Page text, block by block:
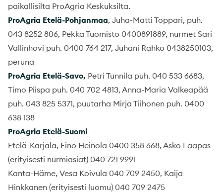
paikallisilta ProAgria Keskuksilta.
ProAgria Etelä-Pohjanmaa, Juha-Matti Toppari, puh.
043 8252 806, Pekka Tuomisto 0400891889, nurmet Sari
Vallinhovi puh. 0400 764 217, Juhani Rahko 0438250103,
peruna
ProAgria Etelä-Savo, Petri Tunnila puh. 040 533 6683,
Timo Piispa puh. 040 702 4813, Anna-Maria Valkeapää
puh. 043 825 5371, puutarha Mirja Tiihonen puh. 0400
638 138
ProAgria Etelä-Suomi
Etelä-Karjala, Eino Heinola 0400 358 668, Asko Laapas
(erityisesti nurmiasiat) 040 721 9991
Kanta-Häme, Vesa Koivula 040 709 2450, Kaija
Hinkkanen (erityisesti luomu) 040 709 2475